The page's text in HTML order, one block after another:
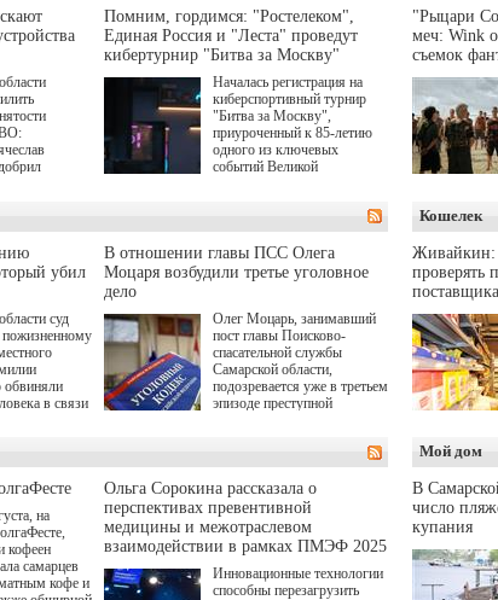
и более
к
Помним, гордимся: "Ростелеком",
Единая Россия и "Леста" проведут
кибертурнир "Битва за Москву"
Началась регистрация на
киберспортивный турнир
"Битва за Москву",
приуроченный к 85-летию
одного из ключевых
событий Великой
игре "Мир танков"
выступили "Ростелеком",
партия "Единая Россия",
игровая студия "Леста" и
"Рыцари
меч: Wink
съемок
убил
суд
в связи
В отношении главы ПСС Олега
Моцаря возбудили третье уголовное
дело
Олег Моцарь, занимавший
пост главы Поисково-
спасательной службы
Самарской области,
подозревается уже в третьем
эпизоде преступной
о превышении полномочий,
а сам он находится в СИЗО.
Кошелек
Живайкин:
проверять
на
кофеен
самарцев
кофе и
Ольга Сорокина рассказала о
перспективах превентивной
медицины и межотраслевом
взаимодействии в рамках ПМЭФ 2025
Инновационные технологии
способны перезагрузить
Мой дом
В
число
купания